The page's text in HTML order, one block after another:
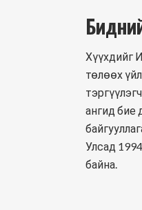
Хүүхдийг
төлөөх
ангид бие
Улсад
байна.